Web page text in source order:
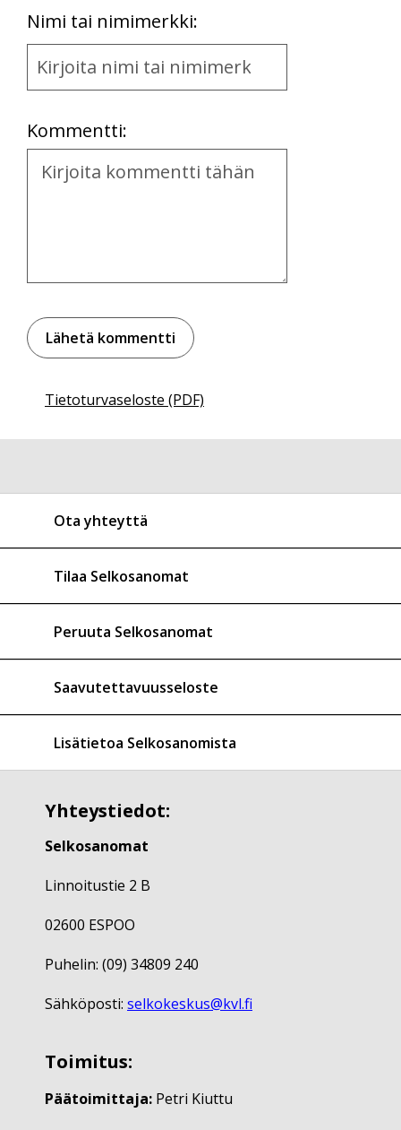
Nimi tai nimimerkki:
Name
and
Kommentti:
Kommentti
Tietoturvaseloste (PDF)
Ota yhteyttä
Tilaa Selkosanomat
Peruuta Selkosanomat
Saavutettavuusseloste
Lisätietoa Selkosanomista
Yhteystiedot:
Selkosanomat
Linnoitustie 2 B
02600 ESPOO
Puhelin: (09) 34809 240
Sähköposti: selkokeskus@kvl.fi
Toimitus:
Päätoimittaja: Petri Kiuttu